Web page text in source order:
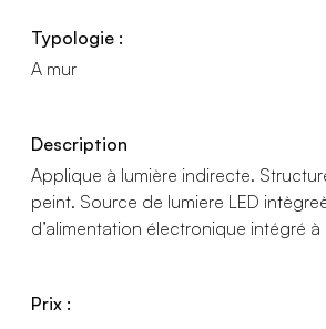
Typologie :
A mur
Description
Applique à lumière indirecte.
peint. Source de lumiere LED
d’alimentation électronique intégré à
Prix :